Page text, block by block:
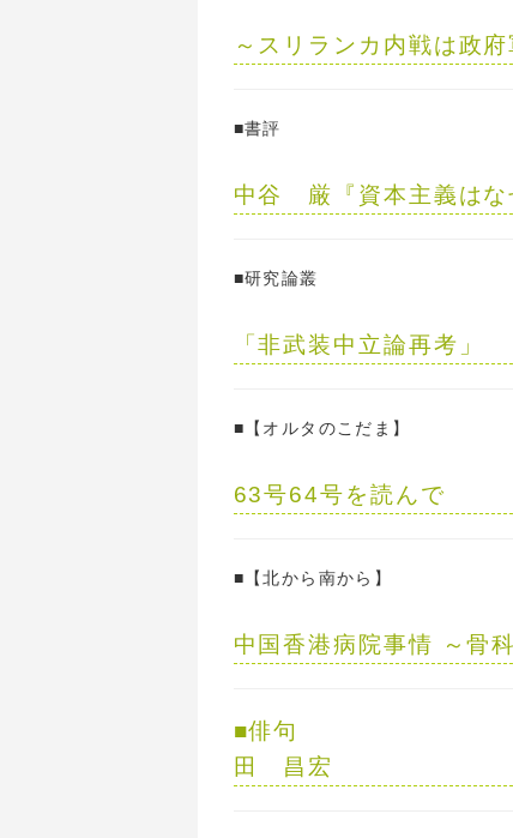
～スリランカ内戦は政
■書評
中谷 厳『資本主義はな
■研究論叢
「非武装中立論再考」
■【オルタのこだま】
63号64号を読んで
■【北から南から】
中国香港病院事情 ～骨
■俳句
田 昌宏